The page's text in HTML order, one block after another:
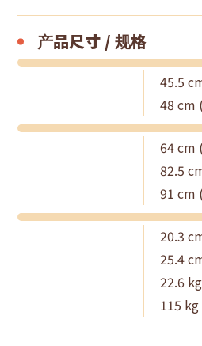
产品尺寸 / 规格
45.5
48 cm
64 cm
82.5
91 cm
20.3
25.4
22.6
115